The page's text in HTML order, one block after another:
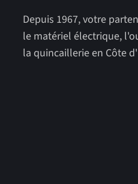
Depuis 1967, votre
le matériel électrique,
la quincaillerie en Côte